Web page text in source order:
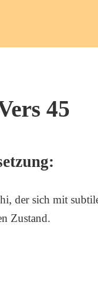
45
der sich mit
Zustand.